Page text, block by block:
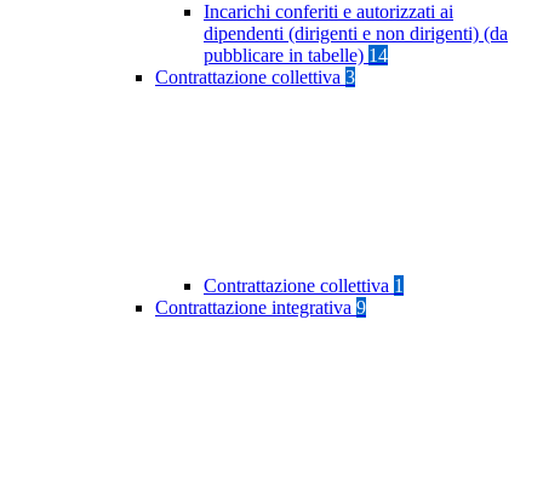
Incarichi conferiti e autorizzati ai
dipendenti (dirigenti e non dirigenti) (da
pubblicare in tabelle) 14
Contrattazione collettiva 3
Contrattazione collettiva 1
Contrattazione integrativa 9